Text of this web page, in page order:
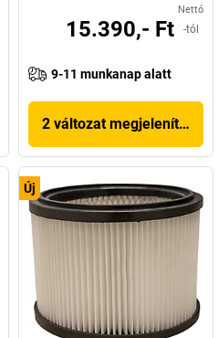
Nettó
15.390,- Ft -tól
9-11 munkanap alatt
2 változat megjelenítése
Új